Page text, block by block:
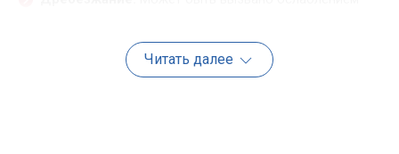
Постоянный высокий шум:Иногда это указывает на
Читать далее